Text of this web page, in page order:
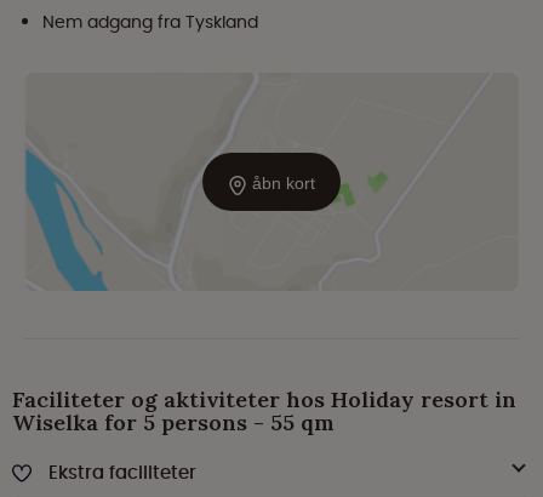
åbn kort
Nem adgang fra Tyskland
Faciliteter og aktiviteter hos Holiday resort in
Wiselka for 5 persons - 55 qm
Ekstra faciliteter